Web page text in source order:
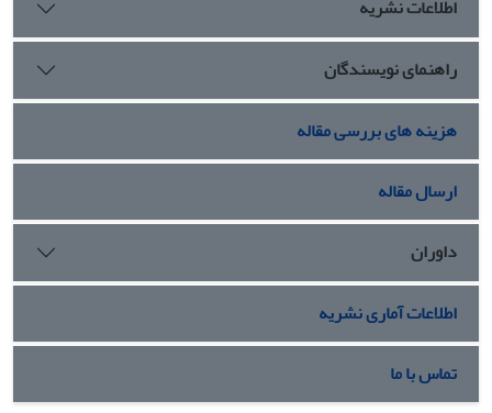
اطلاعات نشریه
راهنمای نویسندگان
هزینه های بررسی مقاله
ارسال مقاله
داوران
اطلاعات آماری نشریه
تماس با ما